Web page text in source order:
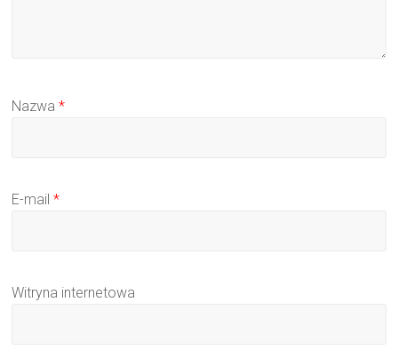
Nazwa*
E-mail*
Witryna internetowa